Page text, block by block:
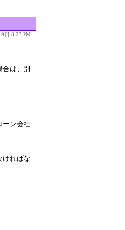
日 8:23 PM
合は、別
ーン会社
ければな